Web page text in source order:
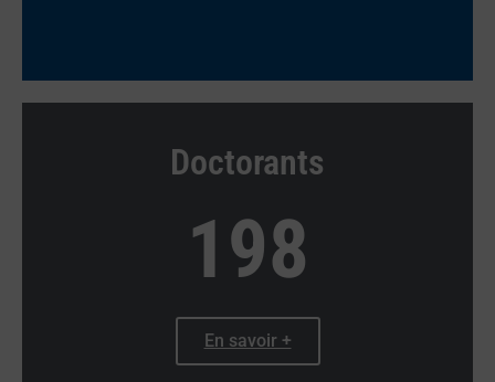
Doctorants
198
En savoir +